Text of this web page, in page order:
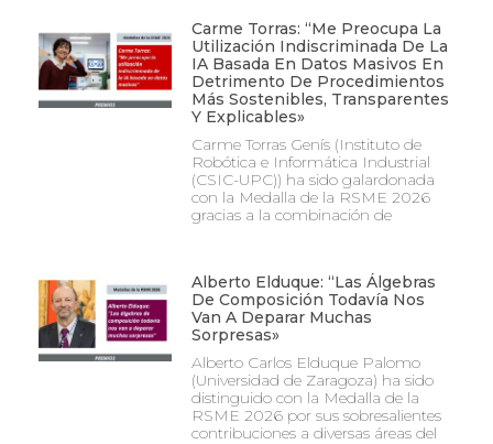
Carme Torras: “Me Preocupa La
Utilización Indiscriminada De La
IA Basada En Datos Masivos En
Detrimento De Procedimientos
Más Sostenibles, Transparentes
Y Explicables»
Carme Torras Genís (Instituto de
Robótica e Informática Industrial
(CSIC-UPC)) ha sido galardonada
con la Medalla de la RSME 2026
gracias a la combinación de
Alberto Elduque: “Las Álgebras
De Composición Todavía Nos
Van A Deparar Muchas
Sorpresas»
Alberto Carlos Elduque Palomo
(Universidad de Zaragoza) ha sido
distinguido con la Medalla de la
RSME 2026 por sus sobresalientes
contribuciones a diversas áreas del